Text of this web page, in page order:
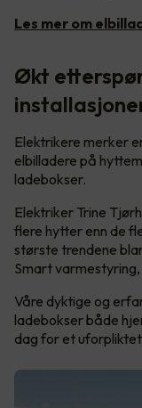
Les mer om
Økt
Elektrikere merker
elbilladere på
ladebokser.
Elektriker Trine
flere hytter enn de
største trendene
Smart
Våre dyktige og
ladebokser både
dag for et